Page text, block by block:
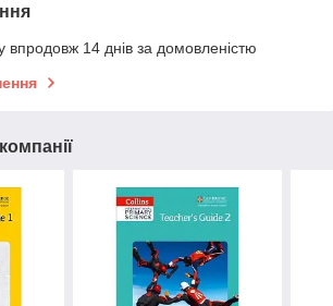
впродовж 14 днів за домовленістю